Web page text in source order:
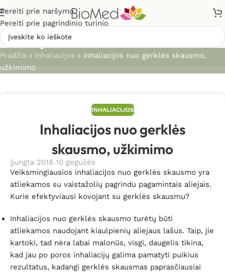
Pereiti prie naršymo
Pereiti prie pagrindinio turinio
Straipsniai
Pradžia » Inhaliacijos » Inhaliacijos nuo gerklės skausmo,
užkimimo
INHALIACIJOS
Inhaliacijos nuo gerklės
skausmo, užkimimo
Įjungta 2018 10 gegužės
Veiksmingiausios inhaliacijos nuo gerklės skausmo yra
atliekamos su vaistažolių pagrindu pagamintais aliejais.
Kurie efektyviausi kovojant su gerklės skausmu?
Inhaliacijos nuo gerklės skausmo turėtų būti
atliekamos naudojant kiaulpienių aliejaus lašus. Taip, jie
kartoki, tad nėra labai malonūs, visgi, daugelis tikina,
kad jau po poros inhaliacijų galima pamatyti puikius
rezultatus, kadangi gerklės skausmas paprasčiausiai